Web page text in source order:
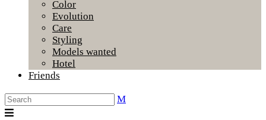
Color
Evolution
Care
Styling
Models wanted
Hotel
Friends